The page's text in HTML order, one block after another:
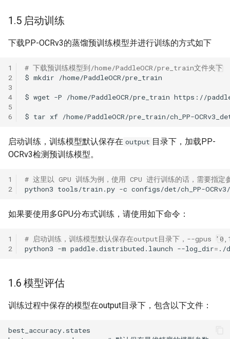
1.5 启动训练
下载PP-OCRv3的蒸馏预训练模型并进行训练的方式如下
1
2
3
4
5
6
# 下载预训练模型到/home/PaddleOCR/pre_train文件夹下
$ mkdir
$ wget -P /home/PaddleOCR/pre_train
$ tar xf /home/PaddleOCR/pre_train/ch_PP-
启动训练，训练模型默认保存在 output 目录下，加载PP-
OCRv3检测预训练模型。
1
2
# 这里以 GPU 训练为例，使用 CPU 进行训练的话，需要
python3 tools/train.py -c configs/det/ch_PP-
如果要使用多GPU分布式训练，请使用如下命令：
1
2
# 启动训练，训练模型默认保存在output目录下，--gpus
python3 -m paddle.distributed.launch --log_dir= ./
1.6 模型评估
训练过程中保存的模型在output目录下，包含以下文件：